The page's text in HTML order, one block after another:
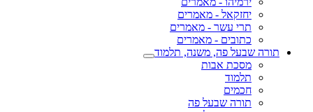
יחזקאל - מאמרים
תרי עשר - מאמרים
כתובים - מאמרים
תורה שבעל פה, משנה, תלמוד
מסכת אבות
תלמוד
חכמים
תורה שבעל פה